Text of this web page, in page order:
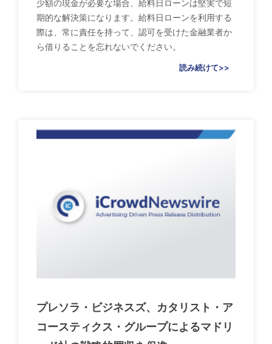
少額の現金が必要な場合、給料日ローンは堅実で短
期的な解決策になります。給料日ローンを利用する
際は、常に責任を持って、認可を受けた金融業者か
ら借りることを忘れないでください。
読み続けて>>
プレソラ・ビジネスズ、カタリスト・ア
コースティクス・グループによるマドリ